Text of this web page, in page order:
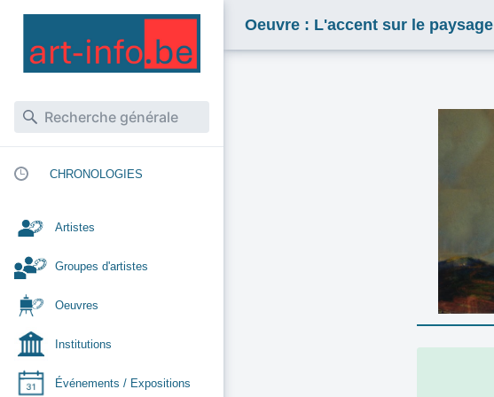
CHRONOLOGIES
Artistes
Groupes d'artistes
Oeuvres
Institutions
Événements / Expositions
Oeuvre : L'accent sur le paysage